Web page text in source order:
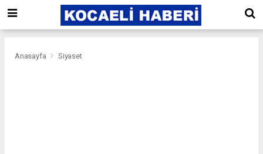
Anasayfa Siyaset